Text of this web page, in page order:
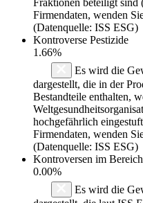
Firmendaten, wenden
(Datenquelle: ISS ESG)
Kontroverse Pestizide
1.66%
Es wird die
dargestellt, die in der
Bestandteile enthalten,
hochgefährlich
Firmendaten, wenden
(Datenquelle: ISS ESG)
Kontroversen im
0.00%
Es wird die